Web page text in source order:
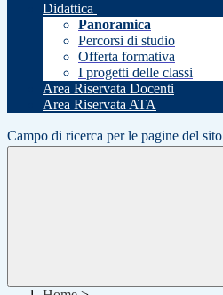
Didattica
Panoramica
Percorsi di studio
Offerta formativa
I progetti delle classi
Area Riservata Docenti
Area Riservata ATA
Campo di ricerca per le pagine del sito